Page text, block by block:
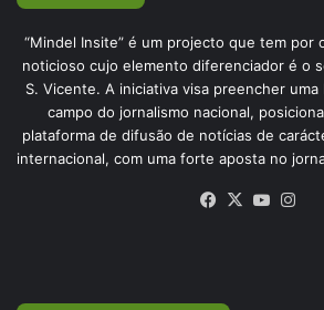
“Mindel Insite” é um projecto que tem por
noticioso cujo elemento diferenciador é o
S. Vicente. A iniciativa visa preencher
campo do jornalismo nacional,
plataforma de difusão de notícias de
internacional, com uma forte aposta no
Facebook
X